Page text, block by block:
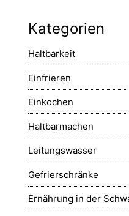
Kategorien
Haltbarkeit
Einfrieren
Einkochen
Haltbarmachen
Leitungswasser
Gefrierschränke
Ernährung in der